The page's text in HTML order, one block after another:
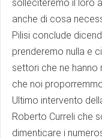
solleciteremo il loro
anche di cosa
Pilisi conclude
prenderemo nulla e
settori che ne
che noi
Ultimo intervento
Roberto Curreli che
dimenticare i